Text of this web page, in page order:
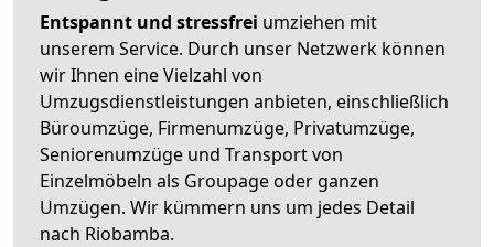
Entspannt und stressfrei umziehen mit
unserem Service. Durch unser Netzwerk können
wir Ihnen eine Vielzahl von
Umzugsdienstleistungen anbieten, einschließlich
Büroumzüge, Firmenumzüge, Privatumzüge,
Seniorenumzüge und Transport von
Einzelmöbeln als Groupage oder ganzen
Umzügen. Wir kümmern uns um jedes Detail
nach Riobamba.